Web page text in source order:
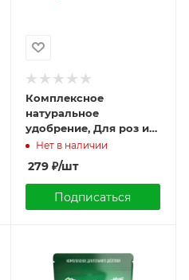
Комплексное
натуральное
удобрение, Для роз и
цветов, 850г., Органик
Нет в наличии
279₽/шт
Подписаться